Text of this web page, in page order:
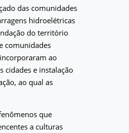
das comunidades
hidroelétricas
do território
comunidades
ao
cidades e instalação
ao qual as
que
a culturas